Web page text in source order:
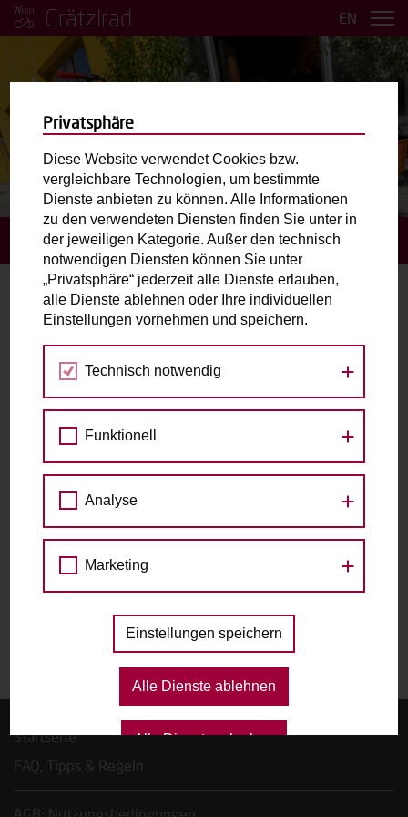
Grätzlrad EN
BILDER ANSEHEN
STARTSEITE BUCHUNGSANFRAGE STELLEN
Buchungsanfrage stellen
Starbike.
Direkt vor dem Fahrradgeschäft Starbike / Bruno-
zu den Raddetails
Das gewählte Datum ist nicht verfügbar.
Startseite
FAQ, Tipps & Regeln
Privatsphäre
Diese Website verwendet Cookies bzw.
vergleichbare Technologien, um bestimmte
Dienste anbieten zu können. Alle Informationen
zu den verwendeten Diensten finden Sie unter in
der jeweiligen Kategorie. Außer den technisch
notwendigen Diensten können Sie unter
„Privatsphäre“ jederzeit alle Dienste erlauben,
alle Dienste ablehnen oder Ihre individuellen
Einstellungen vornehmen und speichern.
Technisch notwendig
Funktionell
Analyse
Marketing
Einstellungen speichern
Alle Dienste ablehnen
Alle Dienste erlauben